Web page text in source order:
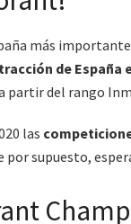
más
de España
partir del rango
las
por supuesto,